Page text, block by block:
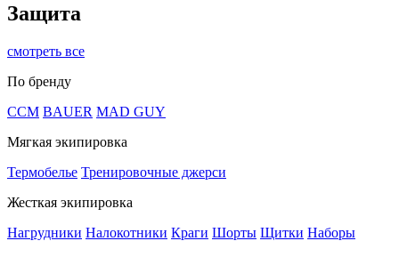
Защита
смотреть все
По бренду
CCM BAUER MAD GUY
Мягкая экипировка
Термобелье Тренировочные джерси
Жесткая экипировка
Нагрудники Налокотники Краги Шорты Щитки Наборы